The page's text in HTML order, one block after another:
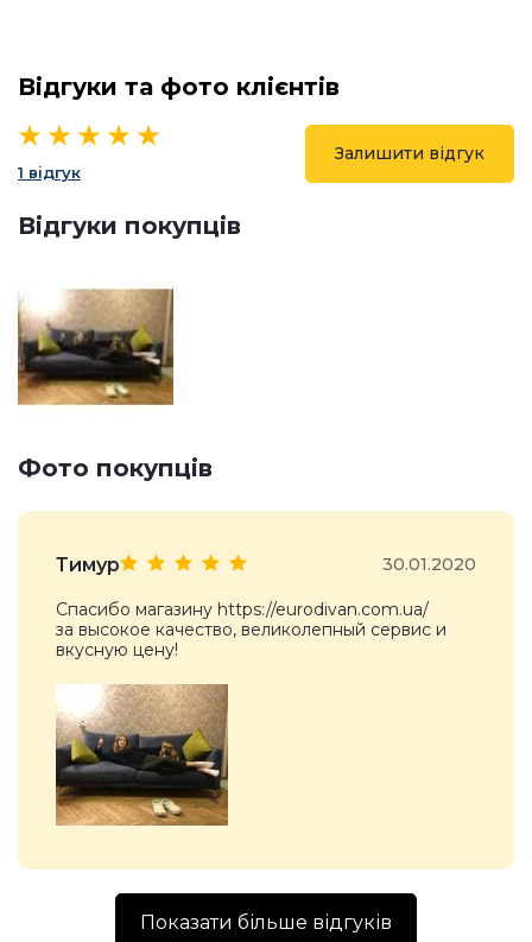
Відгуки та фото клієнтів
1 відгук
Залишити відгук
Відгуки покупців
Фото покупців
Тимур 30.01.2020
Спасибо магазину https://eurodivan.com.ua/
за высокое качество, великолепный сервис и
вкусную цену!
Показати більше відгуків